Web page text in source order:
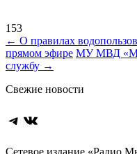
153
Навигация
по
← О правилах
прямом эфире МУ МВД
службу →
Свежие новости
Telegram
ВКонтакте
Сетевое издание «Радио